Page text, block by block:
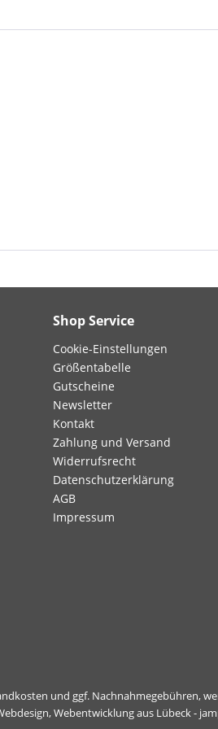
Shop Service
Cookie-Einstellungen
Größentabelle
Gutscheine
Newsletter
Kontakt
Zahlung und Versand
Widerrufsrecht
Datenschutzerklärung
AGB
Impressum
und ggf. Nachnahmegebühren,
Webentwicklung aus Lübeck -